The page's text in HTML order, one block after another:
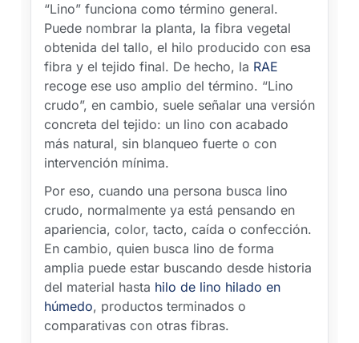
“Lino” funciona como término general.
Puede nombrar la planta, la fibra vegetal
obtenida del tallo, el hilo producido con esa
fibra y el tejido final. De hecho, la RAE
recoge ese uso amplio del término. “Lino
crudo”, en cambio, suele señalar una versión
concreta del tejido: un lino con acabado
más natural, sin blanqueo fuerte o con
intervención mínima.
Por eso, cuando una persona busca lino
crudo, normalmente ya está pensando en
apariencia, color, tacto, caída o confección.
En cambio, quien busca lino de forma
amplia puede estar buscando desde historia
del material hasta hilo de lino hilado en
húmedo, productos terminados o
comparativas con otras fibras.